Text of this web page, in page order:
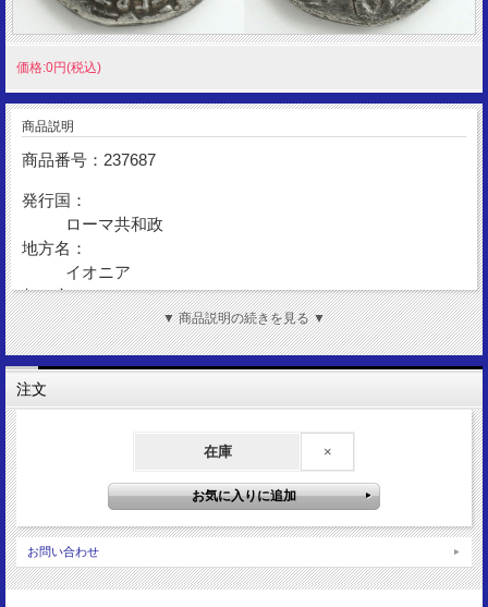
価格:0円(税込)
商品説明
商品番号：237687
発行国：
ローマ共和政
地方名：
イオニア
都 市：
エフェソス
発行年：
BC39
額 面：
マルクス・アントニウス
裏図柄：
オクタヴィア
▼ 商品説明の続きを見る ▼
注文
在庫 ×
お問い合わせ